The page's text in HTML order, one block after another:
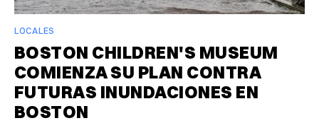
LOCALES
BOSTON CHILDREN'S MUSEUM
COMIENZA SU PLAN CONTRA
FUTURAS INUNDACIONES EN
BOSTON